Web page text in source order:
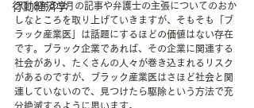
行動経済学
2018年の9月の記事や弁護士の主張についてのおか
しなところを取り上げていきますが、そもそも「ブ
ラック産業医」は話題にするほどの価値はない存在
です。ブラック企業であれば、その企業に関連する
社会があり、たくさんの人々が巻き込まれるリスク
があるのですが、ブラック産業医はさほど社会と関
連していないので、見つけたら駆除という方法で充
分絶滅するように思います。